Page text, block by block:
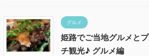
グルメ
姫路でご当地グルメとプ
チ観光♪ グルメ編